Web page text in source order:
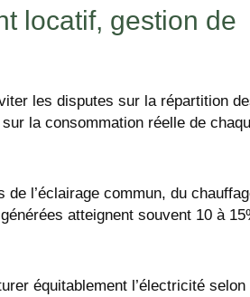
locatif, gestion de
les disputes sur la répartition
la consommation réelle de
l’éclairage commun, du
atteignent souvent 10 à
équitablement l’électricité selon